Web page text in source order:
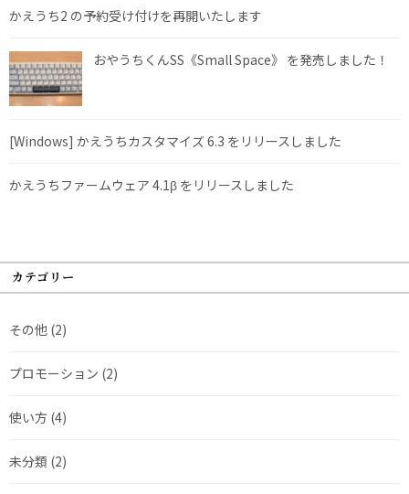
かえうち2 の予約受け付けを再開いたします
おやうちくんSS《Small Space》 を発売しました！
[Windows] かえうちカスタマイズ 6.3 をリリースしました
かえうちファームウェア 4.1β をリリースしました
カテゴリー
その他 (2)
プロモーション (2)
使い方 (4)
未分類 (2)